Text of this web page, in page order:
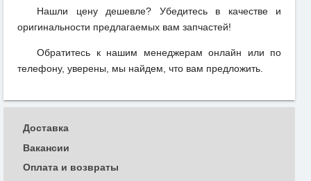
Нашли цену дешевле? Убедитесь в качестве и
оригинальности предлагаемых вам запчастей!
Обратитесь к нашим менеджерам онлайн или по
телефону, уверены, мы найдем, что вам предложить.
Доставка
Вакансии
Оплата и возвраты